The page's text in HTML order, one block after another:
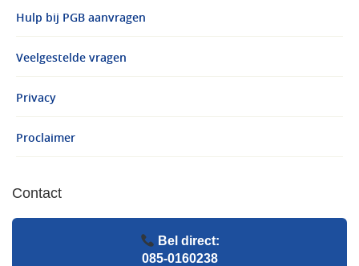
Hulp bij PGB aanvragen
Veelgestelde vragen
Privacy
Proclaimer
Contact
Bel direct:
085-0160238